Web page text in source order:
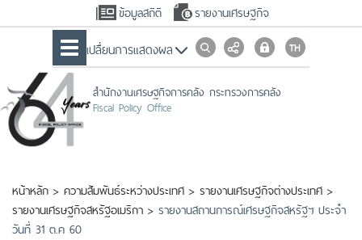
ข้อมูลสถิติ รายงานเศรษฐกิจ
เปลื่ยนการแสดงผล
สำนักงานเศรษฐกิจการคลัง กระทรวงการคลัง
Fiscal Policy Office
หน้าหลัก > ความสัมพันธ์ระหว่างประเทศ > รายงานเศรษฐกิจต่างประเทศ >
รายงานเศรษฐกิจสหรัฐอเมริกา > รายงานสถานการณ์เศรษฐกิจสหรัฐฯ ประจำ
วันที่ 31 ต.ค 60